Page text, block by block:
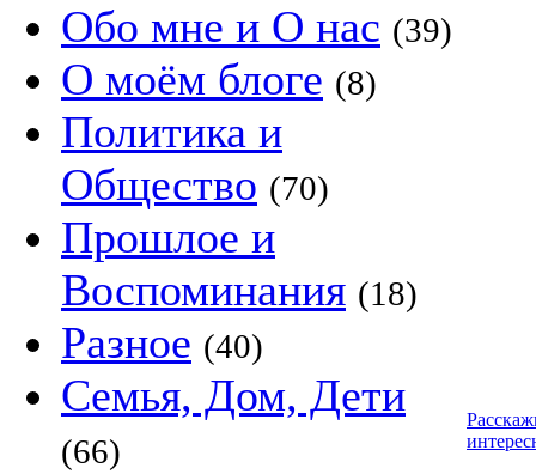
Обо мне и О нас (39)
О моём блоге (8)
Политика и
Общество (70)
Прошлое и
Воспоминания (18)
Разное (40)
Семья, Дом, Дети
(66)